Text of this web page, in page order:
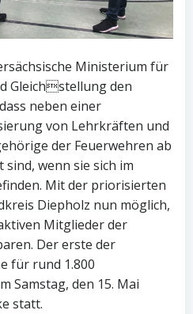
Ministerium für
Gleichstellung den
neben einer
von Lehrkräften und
der Feuerwehren ab
wenn sie sich im
Mit der priorisierten
Diepholz nun möglich,
Mitglieder der
Der erste der
für rund 1.800
Samstag, den 15. Mai
statt.